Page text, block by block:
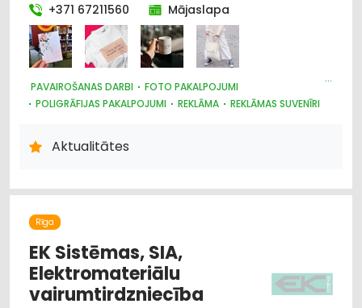
+371 67211560 Mājaslapa
PAVAIROŠANAS DARBI
FOTO PAKALPOJUMI
POLIGRĀFIJAS PAKALPOJUMI
REKLĀMA
REKLĀMAS SUVENĪRI
PAVAIROŠANAS TEHNIKA
Aktualitātes
Rīga
EK Sistēmas, SIA,
Elektromateriālu
vairumtirdzniecība